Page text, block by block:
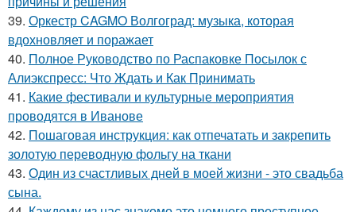
39. Оркестр CAGMO Волгоград: музыка, которая
вдохновляет и поражает
40. Полное Руководство по Распаковке Посылок с
Алиэкспресс: Что Ждать и Как Принимать
41. Какие фестивали и культурные мероприятия
проводятся в Иванове
42. Пошаговая инструкция: как отпечатать и закрепить
золотую переводную фольгу на ткани
43. Один из счастливых дней в моей жизни - это свадьба
сына.